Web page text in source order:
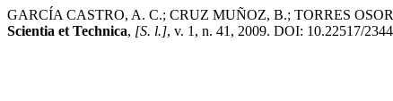
GARCÍA CASTRO, A. C.; CRUZ MUÑOZ, B.; TORRES
Scientia et Technica, [S. l.], v. 1, n. 41, 2009. DOI: 10.22517/